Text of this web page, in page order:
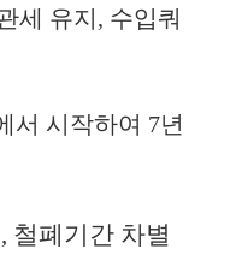
세 유지, 수입쿼
서 시작하여 7년
철폐기간 차별